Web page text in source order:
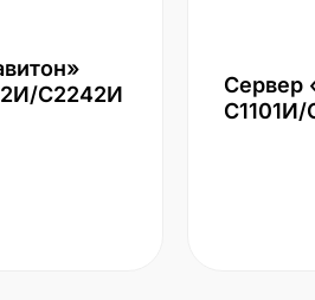
С2242И
Сервер
С1101И/